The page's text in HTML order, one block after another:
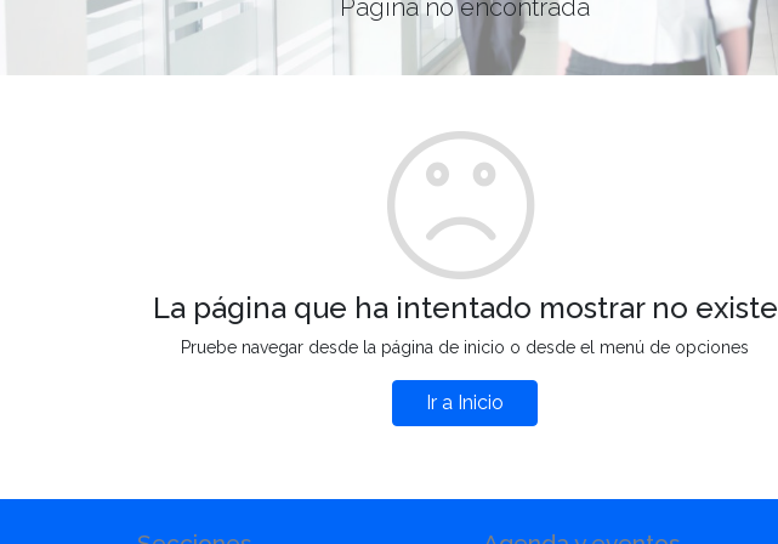
Página no encontrada
La página que ha intentado mostrar no existe
Pruebe navegar desde la página de inicio o desde el menú de opciones
Ir a Inicio